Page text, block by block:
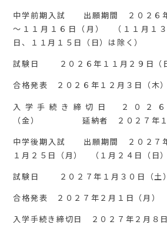
中学前期入試 出願期間 ２０２６年
～１１月１６日（月） （１１月１
日、１１月１５日（日）は除く）
試験日 ２０２６年１１月２９日（
合格発表 ２０２６年１２月３日（木）
入学手続き締切日 ２０２
（金） 延納者 ２０２７年１月
中学後期入試 出願期間 ２０２７年
１月２５日（月） （１月２４日（日）
試験日 ２０２７年１月３０日（土）
合格発表 ２０２７年２月１日（月）
入学手続き締切日 ２０２７年２月８日